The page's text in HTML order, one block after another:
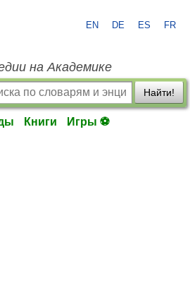
EN DE ES FR
на Академике
Найти!
Книги Игры ⚽